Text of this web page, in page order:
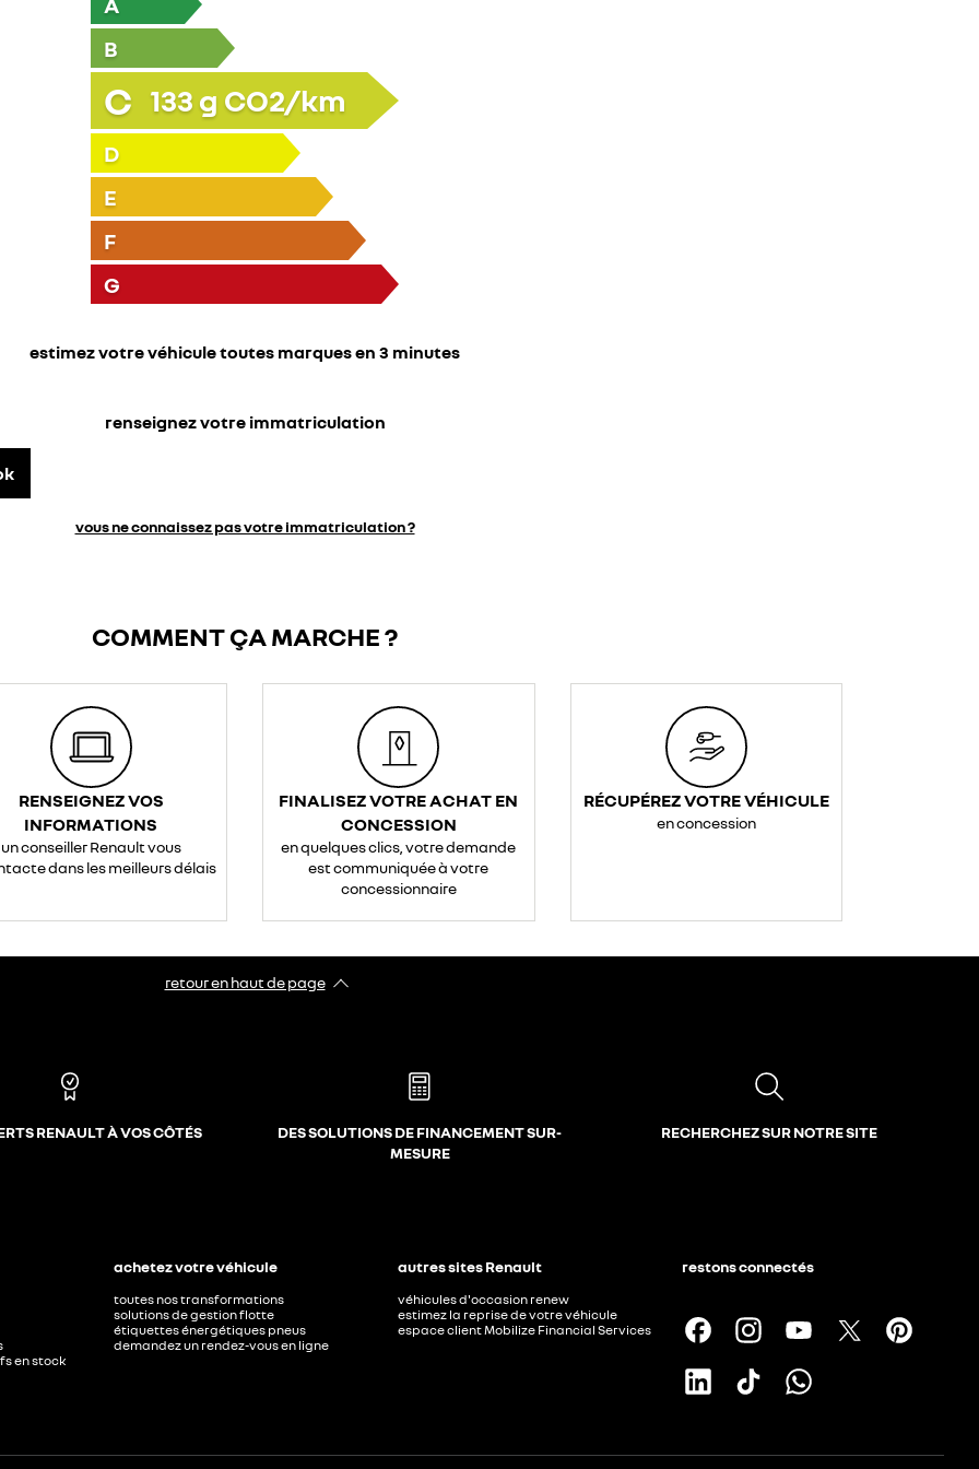
B
C 133 g CO2/km
D
E
F
G
estimez votre véhicule toutes marques en 3 minutes
renseignez votre immatriculation
vous ne connaissez pas votre immatriculation ?
COMMENT ÇA MARCHE ?
RENSEIGNEZ VOS
INFORMATIONS
un conseiller Renault vous
dans les meilleurs délais
FINALISEZ VOTRE ACHAT EN
CONCESSION
en quelques clics, votre demande
est communiquée à votre
concessionnaire
RÉCUPÉREZ VOTRE VÉHICULE
en concession
retour en haut de page​
RENAULT À VOS CÔTÉS
DES SOLUTIONS DE FINANCEMENT SUR-
MESURE
RECHERCHEZ SUR NOTRE SITE
en stock
achetez votre véhicule
toutes nos transformations
solutions de gestion flotte
étiquettes énergétiques pneus
demandez un rendez-vous en ligne
autres sites Renault
véhicules d'occasion renew
estimez la reprise de votre véhicule
espace client Mobilize Financial Services
restons connectés